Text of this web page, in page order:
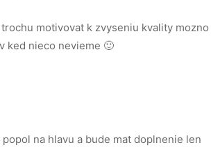
motivovat k zvyseniu kvality mozno
ked nieco nevieme 🙂
na hlavu a bude mat doplnenie len